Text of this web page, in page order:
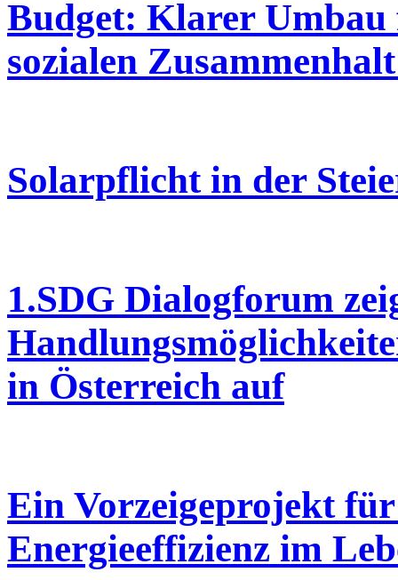
Budget: Klarer
sozialen
Solarpflicht in der
1.SDG Dialogforum
in Österreich auf
Ein Vorzeigeprojekt
Energieeffizienz im